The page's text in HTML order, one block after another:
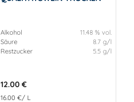
Alkohol
11.48 % vol.
Säure
8.7 g/l
Restzucker
5.5 g/l
12.00 €
16.00 €/ L